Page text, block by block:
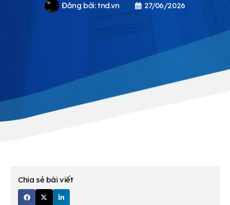
Đăng bởi:tnd.vn 27/06/2026
Chia sẻ bài viết